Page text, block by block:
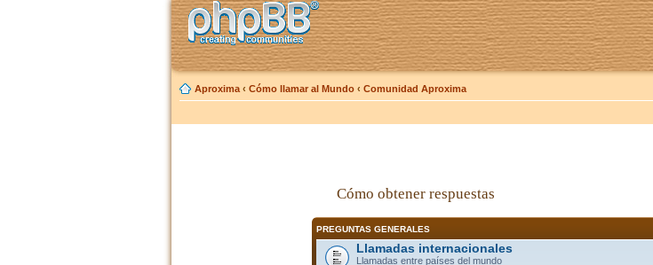
Aproxima ‹ Cómo llamar al Mundo ‹ Comunidad Aproxima
Cómo obtener respuestas
PREGUNTAS GENERALES
Llamadas internacionales
Llamadas entre países del mundo